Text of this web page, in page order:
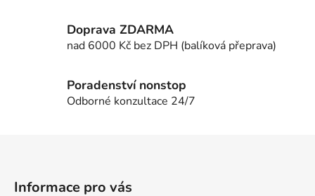
Doprava ZDARMA
nad 6000 Kč bez DPH (balíková přeprava)
Poradenství nonstop
Odborné konzultace 24/7
Informace pro vás